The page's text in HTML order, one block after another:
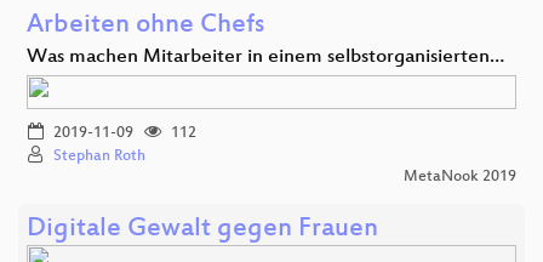
Arbeiten ohne Chefs
Was machen Mitarbeiter in einem selbstorganisierten…
2019-11-09
112
Stephan Roth
MetaNook 2019
Digitale Gewalt gegen Frauen